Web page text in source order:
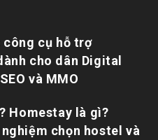
công cụ hỗ trợ
cho dân Digital
và MMO
Homestay là gì?
chọn hostel và